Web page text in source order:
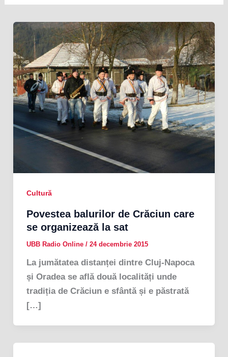
Cultură
Povestea balurilor de Crăciun care
se organizează la sat
UBB Radio Online / 24 decembrie 2015
La jumătatea distanței dintre Cluj-Napoca
și Oradea se află două localități unde
tradiția de Crăciun e sfântă și e păstrată
[…]